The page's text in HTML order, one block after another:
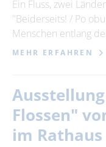
Ein Fluss, zwei
"Beiderseits! / Po
Menschen entlang
MEHR ERFAHREN
Flossen"
im